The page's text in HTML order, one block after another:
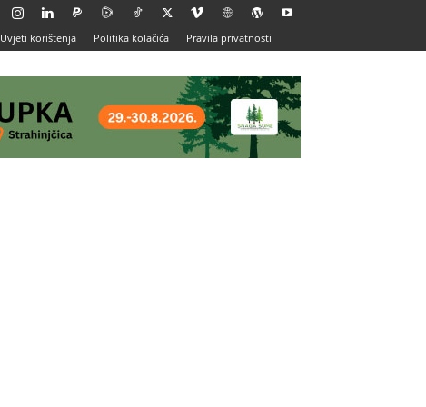
Uvjeti korištenja Politika kolačića Pravila privatnosti